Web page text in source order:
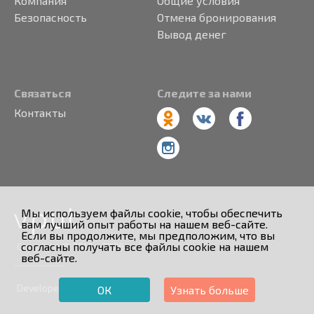
Мы используем файлы cookie, чтобы обеспечить
вам лучший опыт работы на нашем веб-сайте.
Если вы продолжите, мы предположим, что вы
согласны получать все файлы cookie на нашем
веб-сайте.
ОК Узнать больше
Безопасность
Отмена бронирования
Вывод денег
Связаться
Контакты
Следите за нами
Copyright © 2013 - 2026